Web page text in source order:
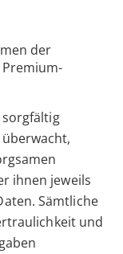
der
sorgfältig
ihnen jeweils
Sämtliche
und